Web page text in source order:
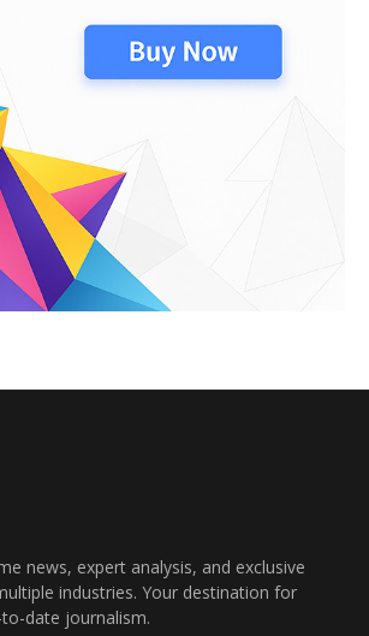
news, expert analysis, and exclusive
industries. Your destination for
date journalism.